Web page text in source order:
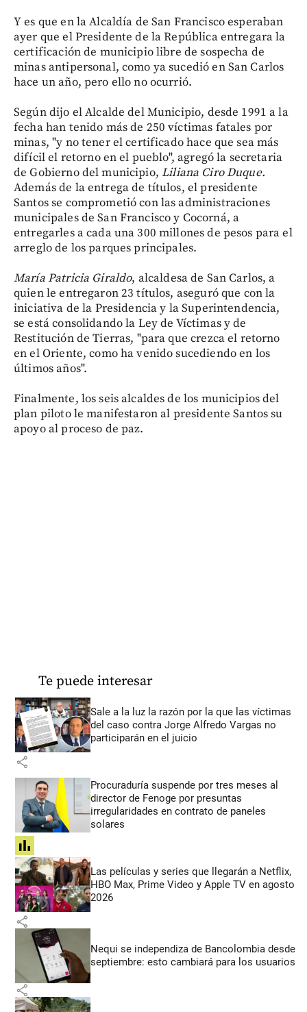
Y es que en la Alcaldía de San Francisco esperaban
ayer que el Presidente de la República entregara la
certificación de municipio libre de sospecha de
minas antipersonal, como ya sucedió en San Carlos
hace un año, pero ello no ocurrió.
Según dijo el Alcalde del Municipio, desde 1991 a la
fecha han tenido más de 250 víctimas fatales por
minas, "y no tener el certificado hace que sea más
difícil el retorno en el pueblo", agregó la secretaria
de Gobierno del municipio,Liliana Ciro Duque.
Además de la entrega de títulos, el presidente
Santos se comprometió con las administraciones
municipales de San Francisco y Cocorná, a
entregarles a cada una 300 millones de pesos para el
arreglo de los parques principales.
María Patricia Giraldo, alcaldesa de San Carlos, a
quien le entregaron 23 títulos, aseguró que con la
iniciativa de la Presidencia y la Superintendencia,
se está consolidando la Ley de Víctimas y de
Restitución de Tierras, "para que crezca el retorno
en el Oriente, como ha venido sucediendo en los
últimos años".
Finalmente, los seis alcaldes de los municipios del
plan piloto le manifestaron al presidente Santos su
apoyo al proceso de paz.
Te puede interesar
Sale a la luz la razón por la que las víctimas
del caso contra Jorge Alfredo Vargas no
participarán en el juicio
share
Procuraduría suspende por tres meses al
director de Fenoge por presuntas
irregularidades en contrato de paneles
solares
share
Las películas y series que llegarán a Netflix,
HBO Max, Prime Video y Apple TV en agosto
2026
share
Nequi se independiza de Bancolombia desde
septiembre: esto cambiará para los usuarios
share